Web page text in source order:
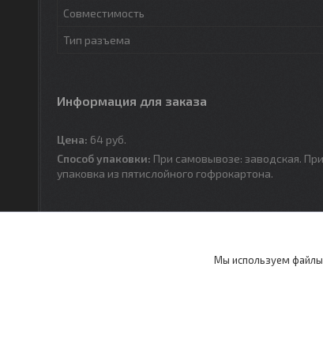
Совместимость
Тип разъема
Информация для заказа
Цена: 64 руб.
Способ упаковки: При самовывозе: заводская.
упаковка из пятислойного гофрокартона.
Мы используем файлы